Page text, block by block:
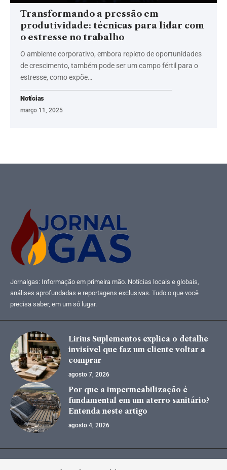
Transformando a pressão em
produtividade: técnicas para lidar com
o estresse no trabalho
O ambiente corporativo, embora repleto de oportunidades
de crescimento, também pode ser um campo fértil para o
estresse, como expõe…
Notícias
março 11, 2025
Jornalgas: Informação em primeira mão. Notícias locais e globais,
análises aprofundadas e reportagens exclusivas. Tudo o que você
precisa saber, em um só lugar.
Lirius Suplementos explica o detalhe
invisível que faz um cliente voltar a
comprar
agosto 7, 2026
Por que a impermeabilização é
fundamental em um aterro sanitário?
Entenda neste artigo
agosto 4, 2026